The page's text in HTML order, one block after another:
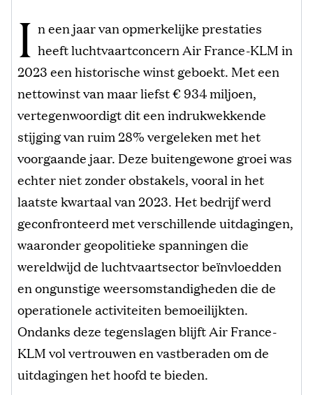
I n een jaar van opmerkelijke prestaties
heeft luchtvaartconcern Air France-KLM in
2023 een historische winst geboekt. Met een
nettowinst van maar liefst € 934 miljoen,
vertegenwoordigt dit een indrukwekkende
stijging van ruim 28% vergeleken met het
voorgaande jaar. Deze buitengewone groei was
echter niet zonder obstakels, vooral in het
laatste kwartaal van 2023. Het bedrijf werd
geconfronteerd met verschillende uitdagingen,
waaronder geopolitieke spanningen die
wereldwijd de luchtvaartsector beïnvloedden
en ongunstige weersomstandigheden die de
operationele activiteiten bemoeilijkten.
Ondanks deze tegenslagen blijft Air France-
KLM vol vertrouwen en vastberaden om de
uitdagingen het hoofd te bieden.